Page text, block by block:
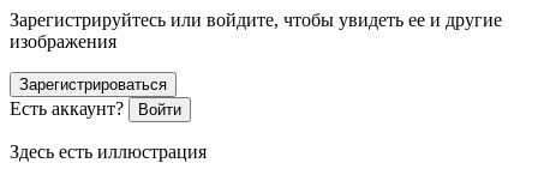
Зарегистрируйтесь или войдите, чтобы увидеть ее и другие
изображения
Зарегистрироваться
Есть аккаунт? Войти
Здесь есть иллюстрация